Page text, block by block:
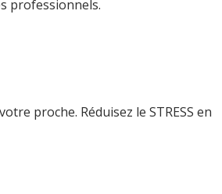
professionnels.
proche. Réduisez le STRESS en